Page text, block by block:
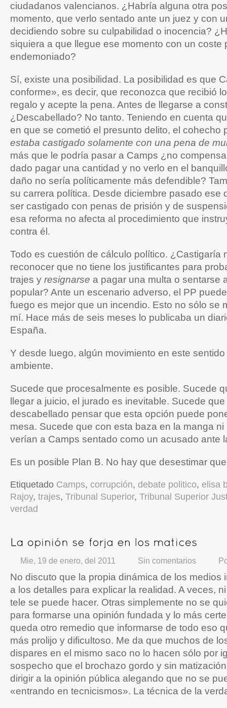
ciudadanos valencianos. ¿Habría alguna otra
momento, que verlo sentado ante un juez y con
decidiendo sobre su culpabilidad o inocencia?
siquiera a que llegue ese momento con un coste
endemoniado?
Sí, existe una posibilidad. La posibilidad es que
conforme», es decir, que reconozca que recibió
regalo y acepte la pena. Antes de llegarse a
¿Descabellado? No tanto. Teniendo en cuenta
en que se cometió el presunto delito, el cohecho
estaba castigado solamente con una pena de
más que le podría pasar a Camps ¿no
dado pagar una cantidad y no verlo en el
daño no sería políticamente más defendible?
su carrera política. Desde diciembre pasado ese
ser castigado con penas de prisión y de
esa reforma no afecta al procedimiento que
contra él.
Todo es cuestión de cálculo político. ¿Castigaría
reconocer que no tiene los justificantes para
trajes y resignarse a pagar una multa o sentarse
popular? Ante un escenario adverso, el PP
fuego es mejor que un incendio. Esto no sólo se
mí. Hace más de seis meses lo publicaba un
España.
Y desde luego, algún movimiento en este
ambiente.
Sucede que procesalmente es posible. Sucede
llegar a juicio, el jurado es inevitable. Sucede
descabellado pensar que esta opción puede
mesa. Sucede que con esta baza en la manga
verían a Camps sentado como un acusado ante
Es un posible Plan B. No hay que desestimar
Etiquetado Camps, corrupción, debate politico, elisa
Rajoy, trajes, Tribunal Superior, Tribunal Superior
verdad
Mie, 19 de enero, del 2011 Sin comentarios
No discuto que la propia dinámica de los medios
a los detalles para explicar la realidad. A veces,
tele se puede hacer. Otras simplemente no se
para formarse una opinión fundada y lo más
queda otro remedio que informarse de todo eso
más prolijo y dificultoso. Me da que muchos de
dispares en el mismo saco no lo hacen sólo por
sospecho que el brochazo gordo y sin
dirigir a la opinión pública alegando que no se
«entrando en tecnicismos». La técnica de la